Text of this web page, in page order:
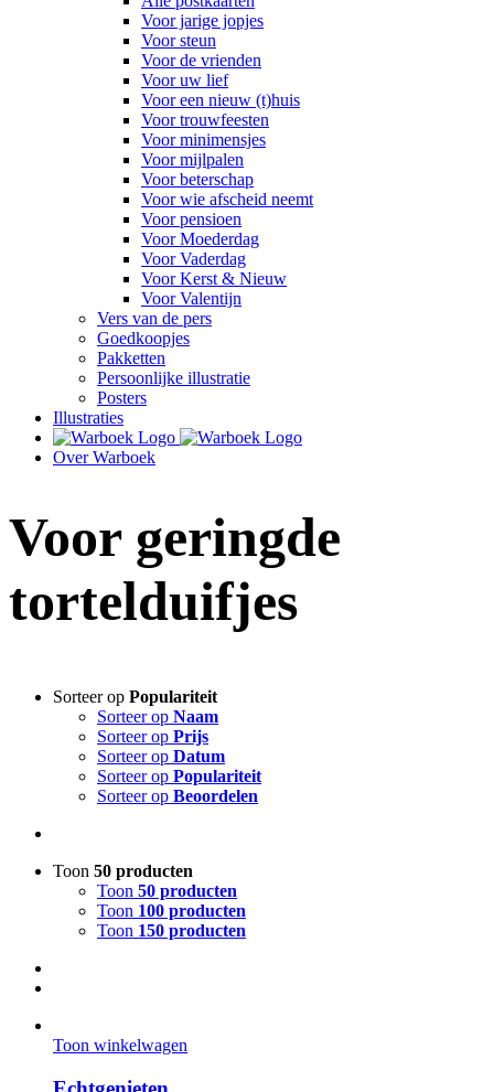
Voor jarige jopjes
Voor steun
Voor de vrienden
Voor uw lief
Voor een nieuw (t)huis
Voor trouwfeesten
Voor minimensjes
Voor mijlpalen
Voor beterschap
Voor wie afscheid neemt
Voor pensioen
Voor Moederdag
Voor Vaderdag
Voor Kerst & Nieuw
Voor Valentijn
Vers van de pers
Goedkoopjes
Pakketten
Persoonlijke illustratie
Posters
Illustraties
Over Warboek
Voor geringde
tortelduifjes
Sorteer op Populariteit
Sorteer op Naam
Sorteer op Prijs
Sorteer op Datum
Sorteer op Populariteit
Sorteer op Beoordelen
Toon 50 producten
Toon 50 producten
Toon 100 producten
Toon 150 producten
Toon winkelwagen